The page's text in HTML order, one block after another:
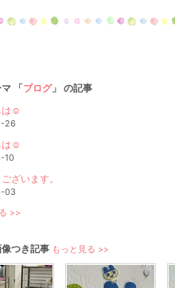
「ブログ」 の記事
は☺
26
は☺
10
ざいます。
03
>>
つき記事 もっと見る >>